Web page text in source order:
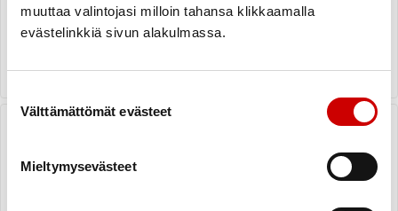
muuttaa valintojasi milloin tahansa klikkaamalla
evästelinkkiä sivun alakulmassa.
Välttämättömät evästeet
Mieltymysevästeet
Orimattilan sydänyhdistyksen 50-v